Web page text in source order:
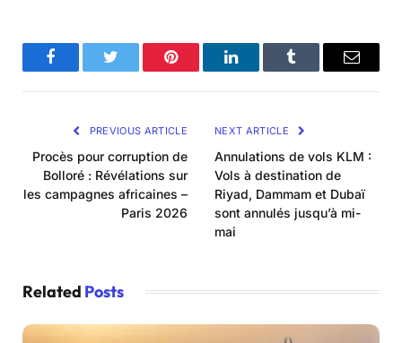
FacebookTwitter Pinterest LinkedInTumblr Email
PREVIOUS ARTICLE
Procès pour corruption de
Bolloré : Révélations sur
les campagnes africaines –
Paris 2026
NEXT ARTICLE
Annulations de vols KLM :
Vols à destination de
Riyad, Dammam et Dubaï
sont annulés jusqu’à mi-
mai
Related Posts